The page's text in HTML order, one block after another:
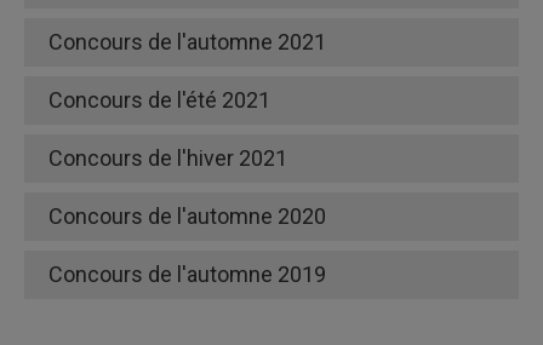
Concours de l'automne 2021
Concours de l'été 2021
Concours de l'hiver 2021
Concours de l'automne 2020
Concours de l'automne 2019